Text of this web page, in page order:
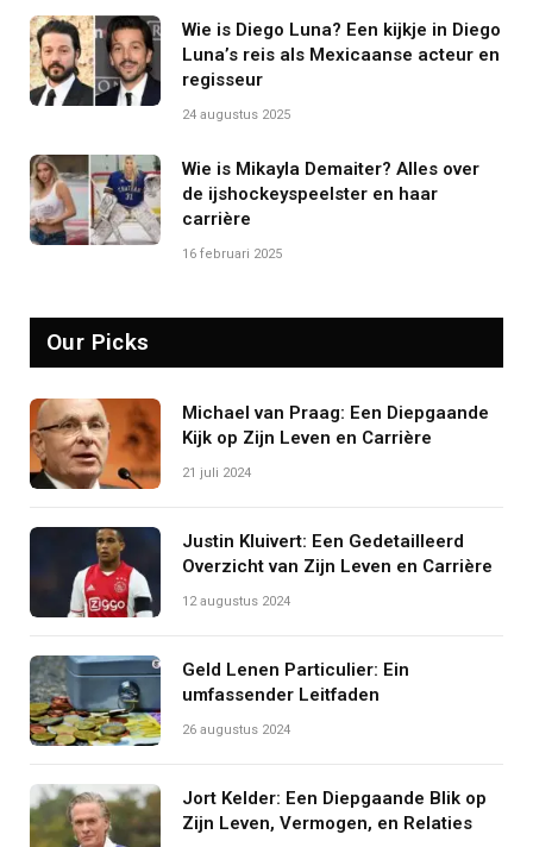
Wie is Diego Luna? Een kijkje in Diego
Luna’s reis als Mexicaanse acteur en
regisseur
24 augustus 2025
Wie is Mikayla Demaiter? Alles over
de ijshockeyspeelster en haar
carrière
16 februari 2025
Our Picks
Michael van Praag: Een Diepgaande
Kijk op Zijn Leven en Carrière
21 juli 2024
Justin Kluivert: Een Gedetailleerd
Overzicht van Zijn Leven en Carrière
12 augustus 2024
Geld Lenen Particulier: Ein
umfassender Leitfaden
26 augustus 2024
Jort Kelder: Een Diepgaande Blik op
Zijn Leven, Vermogen, en Relaties